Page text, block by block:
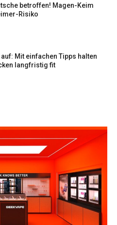
betroffen! Magen-Keim
Risiko
Mit einfachen Tipps halten
langfristig fit